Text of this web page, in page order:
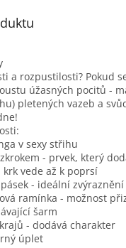
a rozpustilosti? Pokud
úžasných pocitů -
pletených vazeb a
v sexy střihu
- prvek, který
vede až k poprsí
- ideální zvýraznění
ramínka - možnost
šarm
- dodává charakter
úplet